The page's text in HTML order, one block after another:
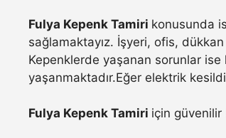
Fulya Kepenk Tamiri konusunda
sağlamaktayız. İşyeri, ofis,
Kepenklerde yaşanan sorunlar ise
yaşanmaktadır.Eğer elektrik
Fulya Kepenk Tamiri için güvenilir